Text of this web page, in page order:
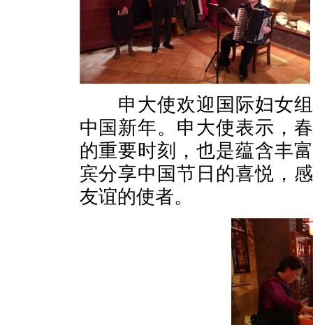
申大使欢迎国际妇女组
中国新年。申大使表示，
的重要时刻，也是蕴含丰
宾分享中国节日的喜悦，
友谊的使者。